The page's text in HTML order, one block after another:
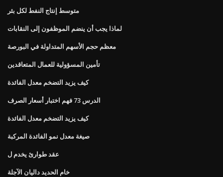
متوسط ​​إنتاج النفط لكل بئر
لماذا يجب أن ينضم الموظفون إلى النقابات
معظم حجم الأسهم المتداولة في البورصة
تأمين المسؤولية للعمال المتعاقدين
كيف يزيد التضخم معدل الفائدة
الدرس 73 فهم اختبار أسعار الصرف
كيف يزيد التضخم معدل الفائدة
صيغة معدل نمو الفائدة المركبة
عقد طوارئ يخدم ل
خام الحديد داليان الآجلة